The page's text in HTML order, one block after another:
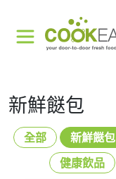
新鮮餸包
全部 新鮮餸包
健康飲品